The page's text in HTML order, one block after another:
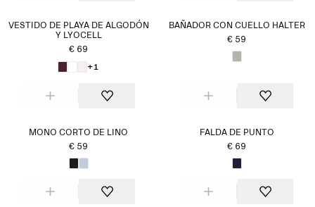
VESTIDO DE PLAYA DE ALGODÓN
Y LYOCELL
€ 69
+1
BAÑADOR CON CUELLO HALTER
€ 59
MONO CORTO DE LINO
€ 59
FALDA DE PUNTO
€ 69